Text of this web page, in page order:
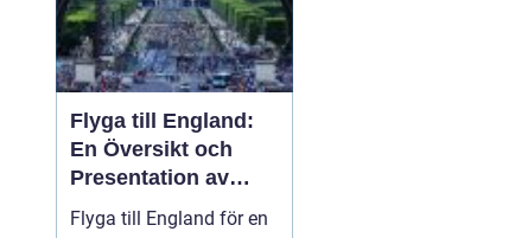
Flyga till England:
En Översikt och
Presentation av
Resmöjligheter
Flyga till England för en